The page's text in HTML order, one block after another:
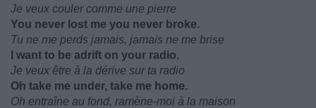
Je veux couler comme une pierre
You never lost me you never broke.
Tu ne me perds jamais, jamais ne me brise
I want to be adrift on your radio.
Je veux être à la dérive sur ta radio
Oh take me under, take me home.
Oh entraîne au fond, ramène-moi à la maison